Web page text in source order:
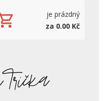
je prázdný
za 0.00 Kč